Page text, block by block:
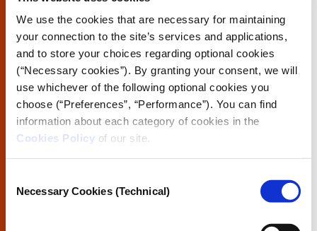
We use the cookies that are necessary for maintaining
your connection to the site’s services and applications,
and to store your choices regarding optional cookies
(“Necessary cookies”). By granting your consent, we will
use whichever of the following optional cookies you
choose (“Preferences”, “Performance”). You can find
information about each category of cookies in the
Cookies Policy of our site.
Selection
Necessary Cookies (Technical)
στη διαδικασία του crowdsourcing που
ακολούθησε, περίπου 2.800 άτομα
έστειλαν τις προσωπικές τους εκθέσεις
πίστωσης. Το δείγμα αυτό δεν ήταν,
φυσικά, αντιπροσωπευτικό, αλλά
διασφάλιζε επαρκώς, τη διαφοροποίηση
του δείγματος για να αποκαλύψει τα
ευρήματα που περιγράφονται.
Δείκτες επιπτώσεων και
επιτυχίας
Τόσο η έρευνα για το Facebook όσο και η